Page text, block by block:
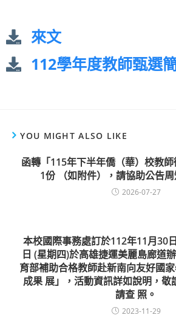
來文
112學年度教師甄選
YOU MIGHT ALSO LIKE
函轉「115年下半年僑（華）校教
1份 （如附件），請協助公告周
2026-07-27
本校國際事務處訂於112年11月30
日 (星期四)於高雄捷運美麗島廊道
育部補助合格教師赴新南向友好國
成果 展」，活動資訊詳如說明，敬
請查 照。
2023-11-29